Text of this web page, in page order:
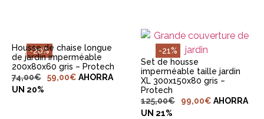
-20%
Housse de chaise longue
de jardin imperméable
200x80x60 gris – Protech
74,00€ 59,00€ AHORRA
UN 20%
-21%
Set de housse
imperméable taille jardin
XL 300x150x80 gris –
Protech
125,00€ 99,00€ AHORRA
UN 21%
AJOUTER AU
AJOUTER AU